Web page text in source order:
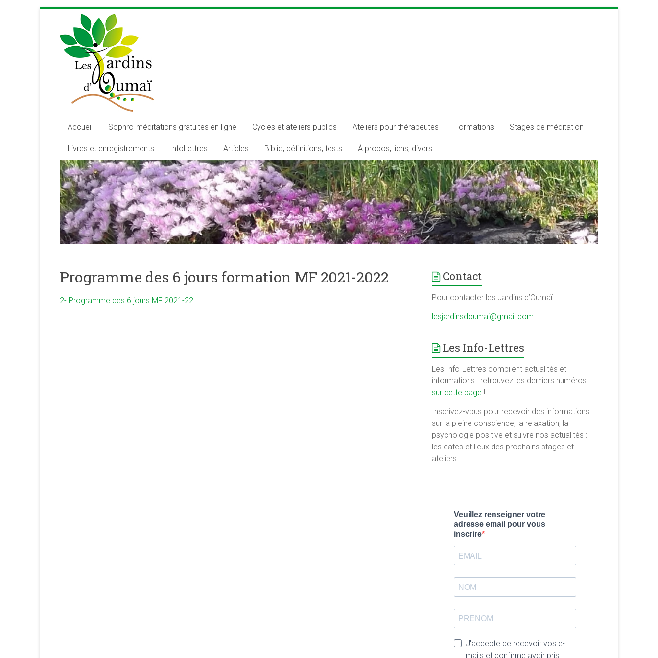
content
Les
Jardins
d'Oumaï
d'épanouissement
de
conscience
et
de
développement
de
la
merveilleuse
association
<b/>sophrologie,
psychologie
ressources
Accueil Sophro-méditations gratuites en ligne Cycles et ateliers publics Ateliers pour thérapeutes Formations Stages de méditation
Livres et enregistrements InfoLettres Articles Biblio, définitions, tests À propos, liens, divers
Programme des 6 jours formation MF 2021-2022
2- Programme des 6 jours MF 2021-22
Contact
Pour contacter les Jardins d’Oumaï :
lesjardinsdoumai@gmail.com
Les Info-Lettres
Les Info-Lettres compilent actualités et
informations : retrouvez les derniers numéros
sur cette page !
Inscrivez-vous pour recevoir des informations
sur la pleine conscience, la relaxation, la
psychologie positive et suivre nos actualités :
les dates et lieux des prochains stages et
ateliers.
Veuillez renseigner votre
adresse email pour vous
inscrire
J'accepte de recevoir vos e-
mails et confirme avoir pris